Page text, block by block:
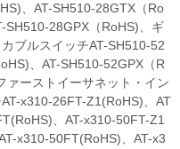
、AT-SH510-28GTX（Ro
SH510-28GPX（RoHS)、ギ
ブルスイッチAT-SH510-52
、AT-SH510-52GPX（R
ァーストイーサネット・イン
x310-26FT-Z1(RoHS)、AT
、AT-x310-50FT-Z1
x310-50FT(RoHS)、AT-x3